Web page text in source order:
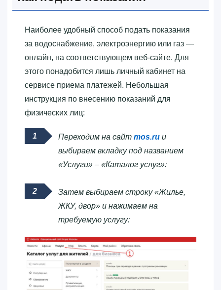
Наиболее удобный способ подать показания
за водоснабжение, электроэнергию или газ —
онлайн, на соответствующем веб-сайте. Для
этого понадобится лишь личный кабинет на
сервисе приема платежей. Небольшая
инструкция по внесению показаний для
физических лиц:
Переходим на сайт mos.ru и
выбираем вкладку под названием
«Услуги» – «Каталог услуг»:
Затем выбираем строку «Жилье,
ЖКУ, двор» и нажимаем на
требуемую услугу: